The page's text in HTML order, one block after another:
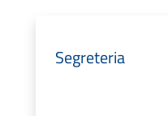
Segreteria